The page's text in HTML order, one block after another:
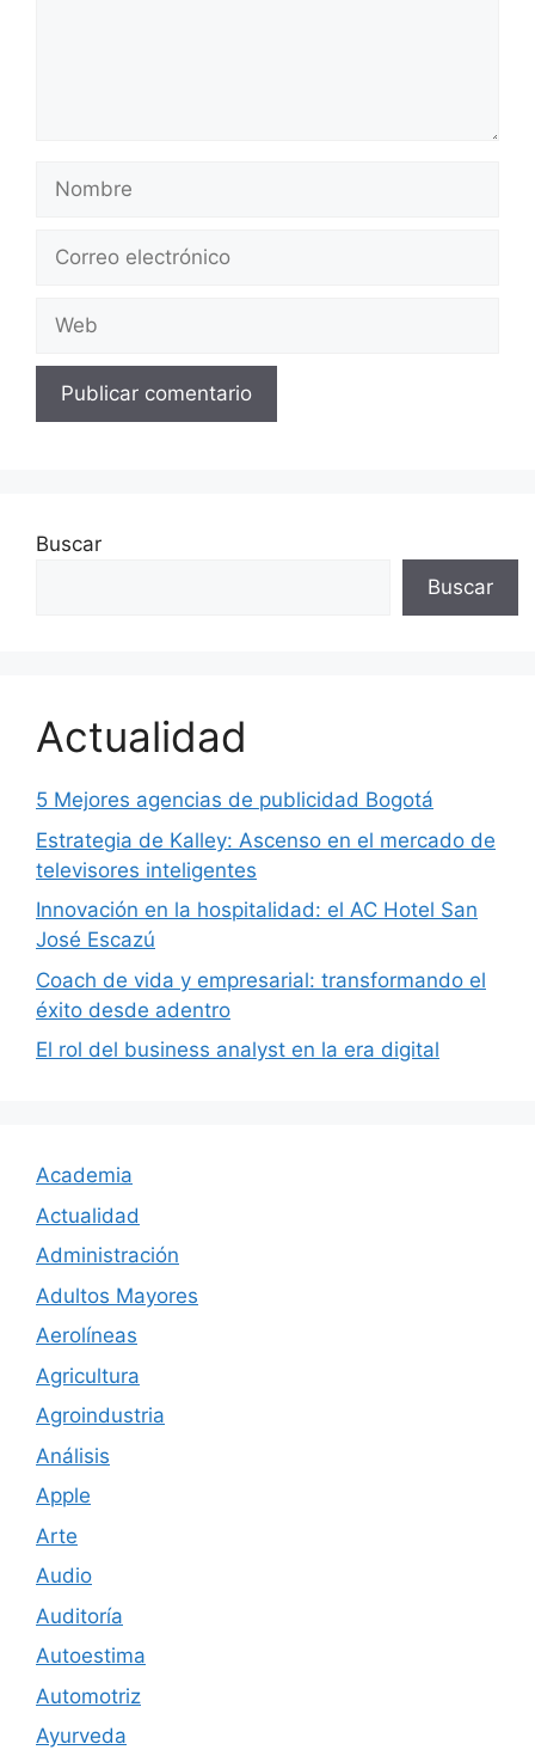
Nombre
Correo
Web
Buscar
Buscar
Actualidad
5 Mejores agencias de publicidad Bogotá
Estrategia de Kalley: Ascenso en el mercado de
televisores inteligentes
Innovación en la hospitalidad: el AC Hotel San
José Escazú
Coach de vida y empresarial: transformando el
éxito desde adentro
El rol del business analyst en la era digital
Academia
Actualidad
Administración
Adultos Mayores
Aerolíneas
Agricultura
Agroindustria
Análisis
Apple
Arte
Audio
Auditoría
Autoestima
Automotriz
Ayurveda